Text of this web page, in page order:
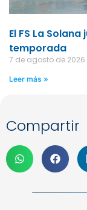
El FS La
temporada
7 de agosto de 2026
Leer más »
Compartir